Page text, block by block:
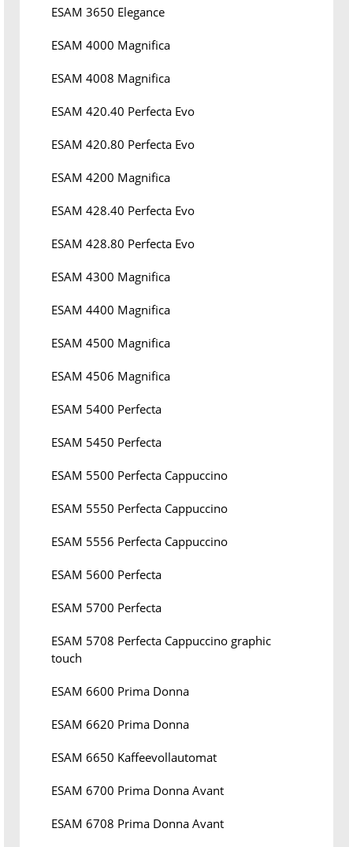
ESAM 3650 Elegance
ESAM 4000 Magnifica
ESAM 4008 Magnifica
ESAM 420.40 Perfecta Evo
ESAM 420.80 Perfecta Evo
ESAM 4200 Magnifica
ESAM 428.40 Perfecta Evo
ESAM 428.80 Perfecta Evo
ESAM 4300 Magnifica
ESAM 4400 Magnifica
ESAM 4500 Magnifica
ESAM 4506 Magnifica
ESAM 5400 Perfecta
ESAM 5450 Perfecta
ESAM 5500 Perfecta Cappuccino
ESAM 5550 Perfecta Cappuccino
ESAM 5556 Perfecta Cappuccino
ESAM 5600 Perfecta
ESAM 5700 Perfecta
ESAM 5708 Perfecta Cappuccino graphic
touch
ESAM 6600 Prima Donna
ESAM 6620 Prima Donna
ESAM 6650 Kaffeevollautomat
ESAM 6700 Prima Donna Avant
ESAM 6708 Prima Donna Avant